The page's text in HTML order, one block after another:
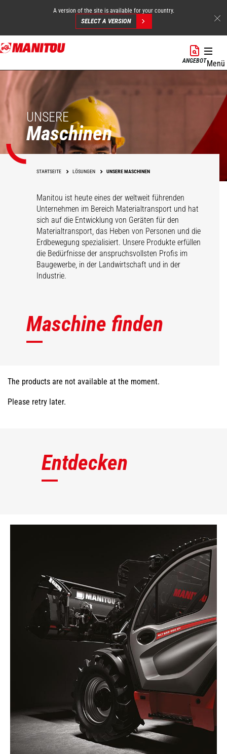
Direkt
zum
A version of the site is available for your country.
SELECT A VERSION
ANGEBOTMenü
UNSERE
Maschinen
STARTSEITE LÖSUNGEN UNSERE MASCHINEN
Manitou ist heute eines der weltweit führenden
Unternehmen im Bereich Materialtransport und hat
sich auf die Entwicklung von Geräten für den
Materialtransport, das Heben von Personen und die
Erdbewegung spezialisiert. Unsere Produkte erfüllen
die Bedürfnisse der anspruchsvollsten Profis im
Baugewerbe, in der Landwirtschaft und in der
Industrie.
Maschine finden
The products are not available at the moment.
Please retry later.
Entdecken